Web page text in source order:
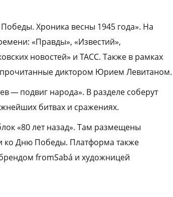
Хроника весны 1945 года». На
«Правды», «Известий»,
новостей» и ТАСС. Также в рамках
диктором Юрием Левитаном.
— подвиг народа». В разделе соберут
битвах и сражениях.
«80 лет назад». Там размещены
ко Дню Победы. Платформа также
fromSabá и художницей